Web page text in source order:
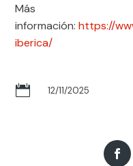
Más
información:https://
iberica/
 12/11/2025